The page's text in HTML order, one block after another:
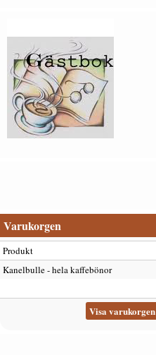
Varukorgen
Produkt
Kanelbulle - hela kaffebönor
Visa varukorgen